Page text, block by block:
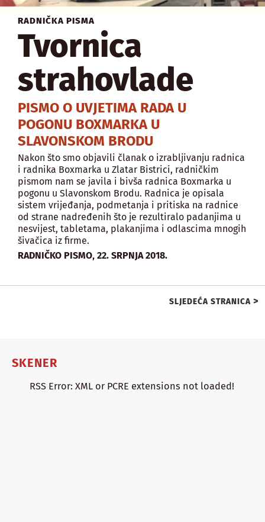
RADNIČKA PISMA
Tvornica
strahovlade
PISMO O UVJETIMA RADA U
POGONU BOXMARKA U
SLAVONSKOM BRODU
Nakon što smo objavili članak o izrabljivanju radnica
i radnika Boxmarka u Zlatar Bistrici, radničkim
pismom nam se javila i bivša radnica Boxmarka u
pogonu u Slavonskom Brodu. Radnica je opisala
sistem vrijeđanja, podmetanja i pritiska na radnice
od strane nadređenih što je rezultiralo padanjima u
nesvijest, tabletama, plakanjima i odlascima mnogih
šivačica iz firme.
RADNIČKO PISMO, 22. SRPNJA 2018.
SLJEDEĆA STRANICA >
SKENER
RSS Error: XML or PCRE extensions not loaded!